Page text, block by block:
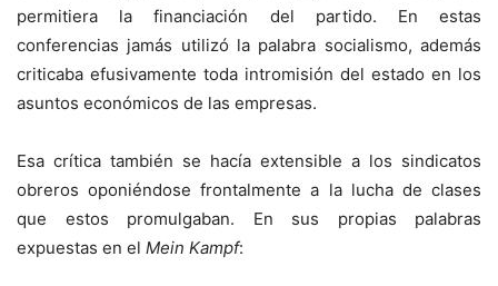
permitiera la financiación del partido. En estas
conferencias jamás utilizó la palabra socialismo, además
criticaba efusivamente toda intromisión del estado en los
asuntos económicos de las empresas.
Esa crítica también se hacía extensible a los sindicatos
obreros oponiéndose frontalmente a la lucha de clases
que estos promulgaban. En sus propias palabras
expuestas en el Mein Kampf: